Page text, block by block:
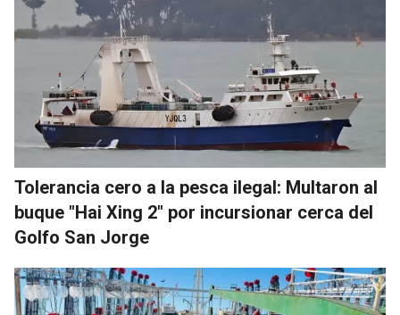
Tolerancia cero a la pesca ilegal: Multaron al
buque "Hai Xing 2" por incursionar cerca del
Golfo San Jorge